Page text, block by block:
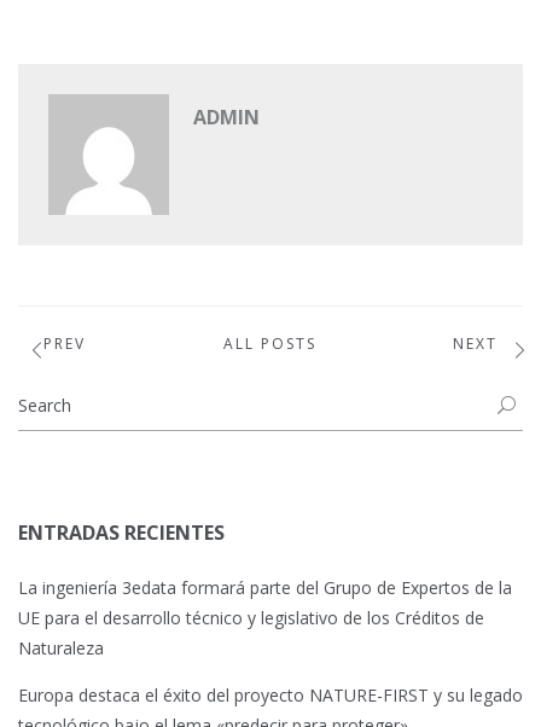
ADMIN
PREV ALL POSTS NEXT
ENTRADAS RECIENTES
La ingeniería 3edata formará parte del Grupo de Expertos de la
UE para el desarrollo técnico y legislativo de los Créditos de
Naturaleza
Europa destaca el éxito del proyecto NATURE-FIRST y su legado